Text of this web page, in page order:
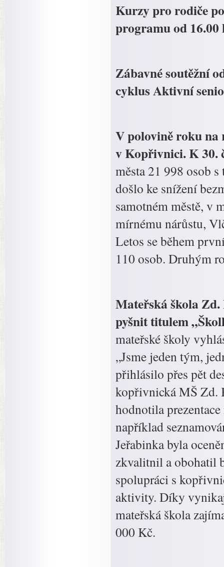
Kurzy pro rodiče
programu od
Zábavné soutěžní
cyklus Aktivní
V polovině roku na
v Kopřivnici. K 30.
města 21 998 osob
došlo ke snížení
samotném městě, v
mírnému nárůstu,
Letos se během
110 osob. Druhým
Mateřská škola
pyšnit titulem
mateřské školy
„Jsme jeden tým,
přihlásilo přes pět
kopřivnická MŠ Zd.
hodnotila
například
Jeřabinka byla
zkvalitnil a obohatil
spolupráci s
aktivity. Díky
mateřská škola
000 Kč.